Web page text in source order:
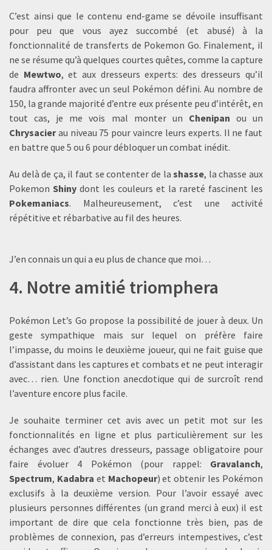
C’est ainsi que le contenu end-game se dévoile insuffisant
pour peu que vous ayez succombé (et abusé) à la
fonctionnalité de transferts de Pokemon Go. Finalement, il
ne se résume qu’à quelques courtes quêtes, comme la capture
de Mewtwo, et aux dresseurs experts: des dresseurs qu’il
faudra affronter avec un seul Pokémon défini. Au nombre de
150, la grande majorité d’entre eux présente peu d’intérêt, en
tout cas, je me vois mal monter un Chenipan ou un
Chrysacierau niveau 75 pour vaincre leurs experts. Il ne faut
en battre que 5 ou 6 pour débloquer un combat inédit.
Au delà de ça, il faut se contenter de la shasse, la chasse aux
Pokemon Shiny dont les couleurs et la rareté fascinent les
Pokemaniacs. Malheureusement, c’est une activité
répétitive et rébarbative au fil des heures.
J’en connais un qui a eu plus de chance que moi…
4. Notre amitié triomphera
Pokémon Let’s Go propose la possibilité de jouer à deux. Un
geste sympathique mais sur lequel on préfère faire
l’impasse, du moins le deuxième joueur, qui ne fait guise que
d’assistant dans les captures et combats et ne peut interagir
avec… rien. Une fonction anecdotique qui de surcroît rend
l’aventure encore plus facile.
Je souhaite terminer cet avis avec un petit mot sur les
fonctionnalités en ligne et plus particulièrement sur les
échanges avec d’autres dresseurs, passage obligatoire pour
faire évoluer 4 Pokémon (pour rappel: Gravalanch,
Spectrum, Kadabra et Machopeur) et obtenir les Pokémon
exclusifs à la deuxième version. Pour l’avoir essayé avec
plusieurs personnes différentes (un grand merci à eux) il est
important de dire que cela fonctionne très bien, pas de
problèmes de connexion, pas d’erreurs intempestives, c’est